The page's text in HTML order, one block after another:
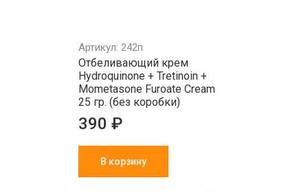
Артикул: 242п
Отбеливающий крем
Hydroquinone + Tretinoin +
Mometasone Furoate Cream
25 гр. (без коробки)
390 ₽
В корзину